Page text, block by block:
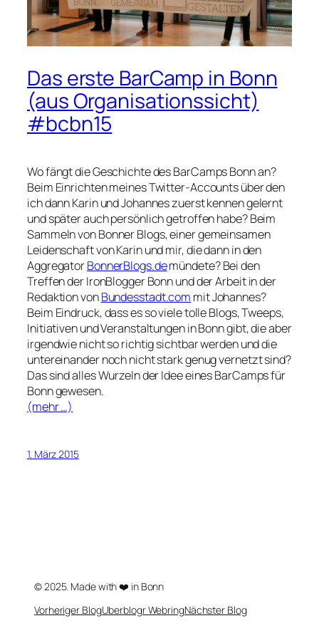
Das erste BarCamp in Bonn
(aus Organisationssicht)
#bcbn15
Wo fängt die Geschichte des BarCamps Bonn an?
Beim Einrichten meines Twitter-Accounts über den
ich dann Karin und Johannes zuerst kennen gelernt
und später auch persönlich getroffen habe? Beim
Sammeln von Bonner Blogs, einer gemeinsamen
Leidenschaft von Karin und mir, die dann in den
AggregatorBonnerBlogs.demündete? Bei den
Treffen der IronBlogger Bonn und der Arbeit in der
Redaktion vonBundesstadt.com mit Johannes?
Beim Eindruck, dass es so viele tolle Blogs, Tweeps,
Initiativen und Veranstaltungen in Bonn gibt, die aber
irgendwie nicht so richtig sichtbar werden und die
untereinander noch nicht stark genug vernetzt sind?
Das sind alles Wurzeln der Idee eines BarCamps für
Bonn gewesen.
(mehr …)
1. März 2015
© 2025. Made with ❤️ in Bonn
Vorheriger BlogUberblogr WebringNächster Blog